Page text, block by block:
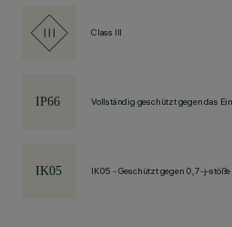
Class III
Vollständig geschützt gegen das
IK05 - Geschützt gegen 0,7-j-stöße